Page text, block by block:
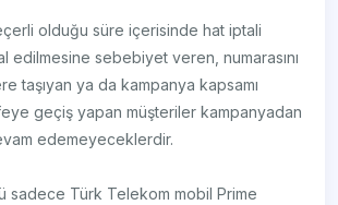
olduğu süre içerisinde hat iptali
edilmesine sebebiyet veren, numarasını
taşıyan ya da kampanya kapsamı
geçiş yapan müşteriler kampanyadan
edemeyeceklerdir.
sadece Türk Telekom mobil Prime